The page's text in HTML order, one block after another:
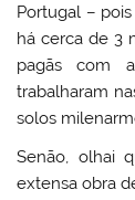
Portugal –
há cerca de 3
pagãs com
trabalharam
solos
Senão, olhai
extensa obra